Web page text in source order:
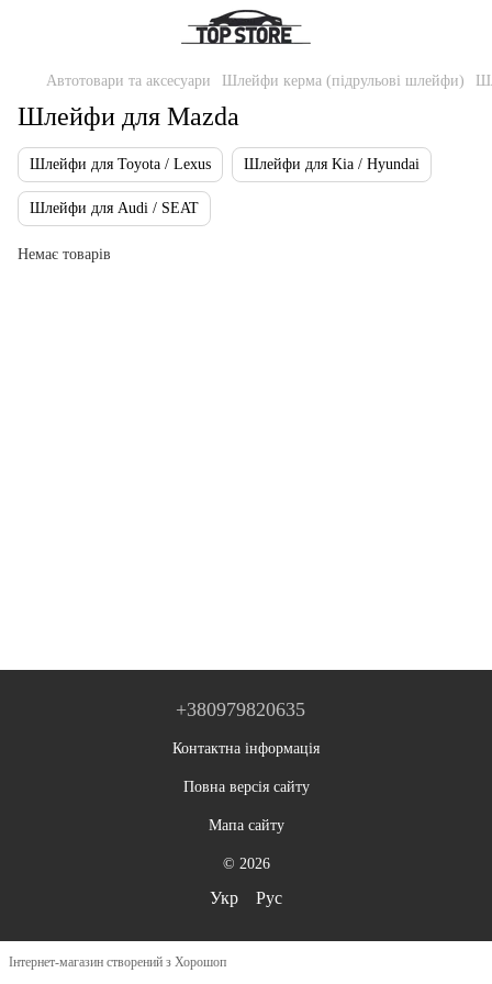
Автотовари та аксесуари Шлейфи керма (підрульові шлейфи)
Шлейфи для Mazda
Шлейфи для Toyota / Lexus Шлейфи для Kia / Hyundai
Шлейфи для Audi / SEAT
Немає товарів
+380979820635
Контактна інформація
Повна версія сайту
Мапа сайту
© 2026
Укр Рус
Інтернет-магазин створений з Хорошоп